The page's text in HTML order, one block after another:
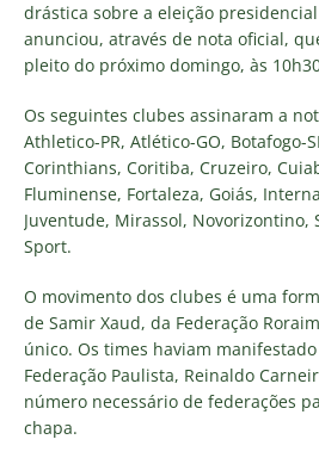
drástica sobre a eleição
anunciou, através de nota oficial,
pleito do próximo domingo, às
Os seguintes clubes assinaram a
Athletico-PR, Atlético-GO, Botafogo-
Corinthians, Coritiba, Cruzeiro,
Fluminense, Fortaleza, Goiás,
Juventude, Mirassol, Novorizontino,
Sport.
O movimento dos clubes é uma
de Samir Xaud, da Federação
único. Os times haviam
Federação Paulista, Reinaldo
número necessário de federações
chapa.